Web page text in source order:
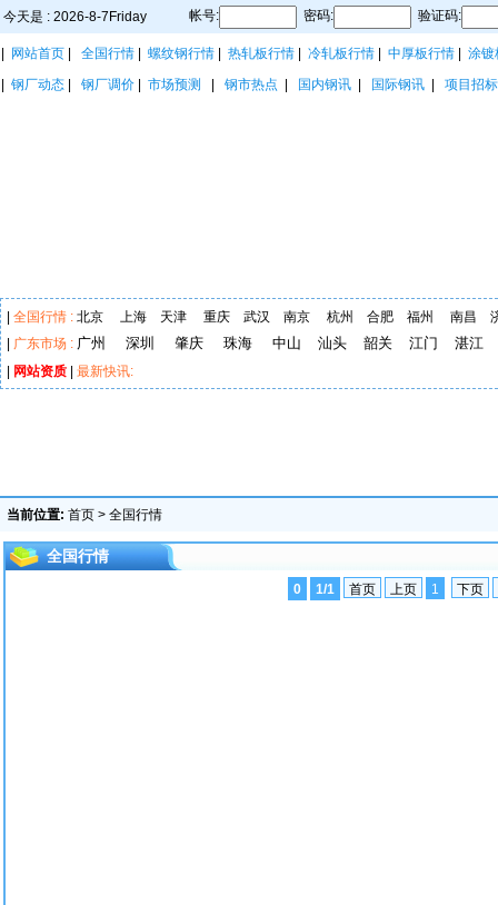
今天是 : 2026-8-7Friday 帐号: 密码: 验证码:
网站首页 全国行情 螺纹钢行情 热轧板行情 冷轧板行情 中厚板行情
涂镀
钢厂动态 钢厂调价 市场预测 钢市热点 国内钢讯 国际钢讯 项目招标
全国行情 : 北京 上海 天津 重庆 武汉 南京 杭州 合肥 福州 南昌
广东市场 : 广州 深圳 肇庆 珠海 中山 汕头 韶关 江门 湛江
网站资质 最新快讯:
当前位置: 首页 > 全国行情
全国行情
0 1/1 首页 上页 1 下页